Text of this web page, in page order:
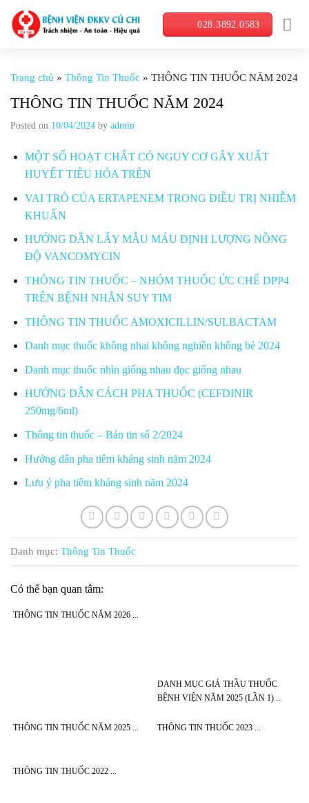
content
028.3892.0583
Trang chủ » Thông Tin Thuốc » THÔNG TIN THUỐC NĂM 2024
THÔNG TIN THUỐC NĂM 2024
Posted on 10/04/2024 by admin
MỘT SỐ HOẠT CHẤT CÓ NGUY CƠ GÂY XUẤT
HUYẾT TIÊU HÓA TRÊN
VAI TRÒ CỦA ERTAPENEM TRONG ĐIỀU TRỊ NHIỄM
KHUẨN
HƯỚNG DẪN LẤY MẪU MÁU ĐỊNH LƯỢNG NỒNG
ĐỘ VANCOMYCIN
THÔNG TIN THUỐC – NHÓM THUỐC ỨC CHẾ DPP4
TRÊN BỆNH NHÂN SUY TIM
THÔNG TIN THUỐC AMOXICILLIN/SULBACTAM
Danh mục thuốc không nhai không nghiền không bẻ 2024
Danh mục thuốc nhìn giống nhau đọc giống nhau
HƯỚNG DẪN CÁCH PHA THUỐC (CEFDINIR
250mg/6ml)
Thông tin thuốc – Bản tin số 2/2024
Hướng dẫn pha tiêm kháng sinh năm 2024
Lưu ý pha tiêm kháng sinh năm 2024
Danh mục: Thông Tin Thuốc
Có thể bạn quan tâm:
THÔNG TIN THUỐC NĂM 2026
DANH MỤC GIÁ THẦU THUỐC
BỆNH VIỆN NĂM 2025 (LẦN 1)
THÔNG TIN THUỐC NĂM 2025 THÔNG TIN THUỐC 2023
THÔNG TIN THUỐC 2022